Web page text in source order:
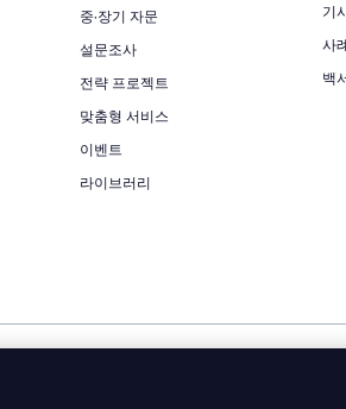
중·장기 자문
설문조사
전략 프로젝트
맞춤형 서비스
이벤트
라이브러리
기
사
백